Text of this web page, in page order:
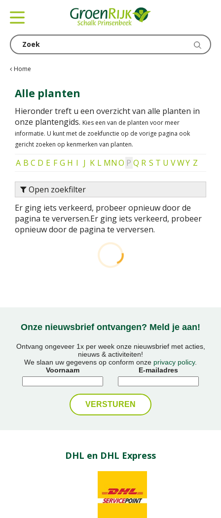
Home
Alle planten
Hieronder treft u een overzicht van alle planten in
onze plantengids. Kies een van de planten voor meer
informatie. U kunt met de zoekfunctie op de vorige pagina ook
gericht zoeken op kenmerken van planten.
A B C D E F G H I J K L MNO P Q R S T U VWY Z
Open zoekfilter
Er ging iets verkeerd, probeer opnieuw door de
pagina te verversen.Er ging iets verkeerd, probeer
opnieuw door de pagina te verversen.
Onze nieuwsbrief ontvangen? Meld je aan!
Ontvang ongeveer 1x per week onze nieuwsbrief met acties,
nieuws & activiteiten!
We slaan uw gegevens op conform onze privacy policy.
Voornaam
E-mailadres
DHL en DHL Express